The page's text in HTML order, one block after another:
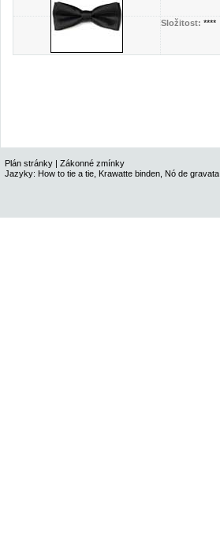
Složitost: ****
Plán stránky | Zákonné zmínky
Jazyky: How to tie a tie Krawatte binden Nó de gravata